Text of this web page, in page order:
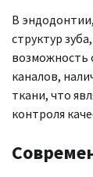
В
структур
возможность
каналов,
ткани, что
контроля